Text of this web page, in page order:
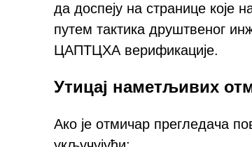
да доспеју на странице које
путем тактика друштвеног
ЦАПТЦХА верификације.
Утицај наметљивих
Ако је отмичар прегледача